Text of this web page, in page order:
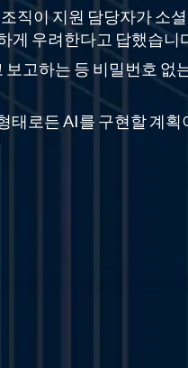
직이 지원 담당자가 소
게 우려한다고 답했습니
고하는 등 비밀번호 없
태로든 AI를 구현할 계획